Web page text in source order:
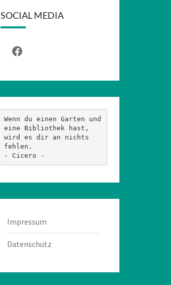
SOCIAL MEDIA
Facebook
Wenn du einen Garten und
eine Bibliothek hast,
wird es dir an nichts
fehlen.
- Cicero -
Impressum
Datenschutz